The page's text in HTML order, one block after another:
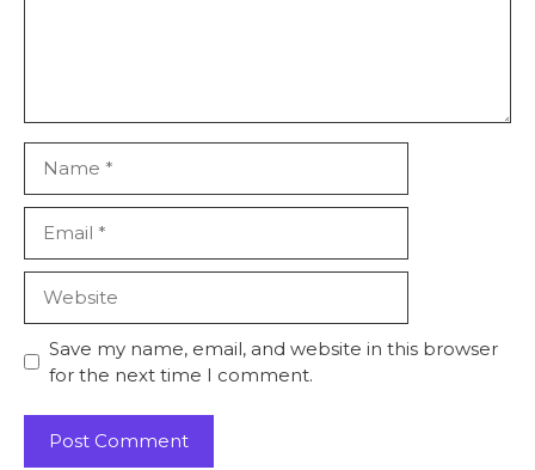
Save my name, email, and website in this browser
for the next time I comment.